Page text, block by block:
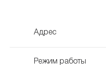
Адрес
Режим работы